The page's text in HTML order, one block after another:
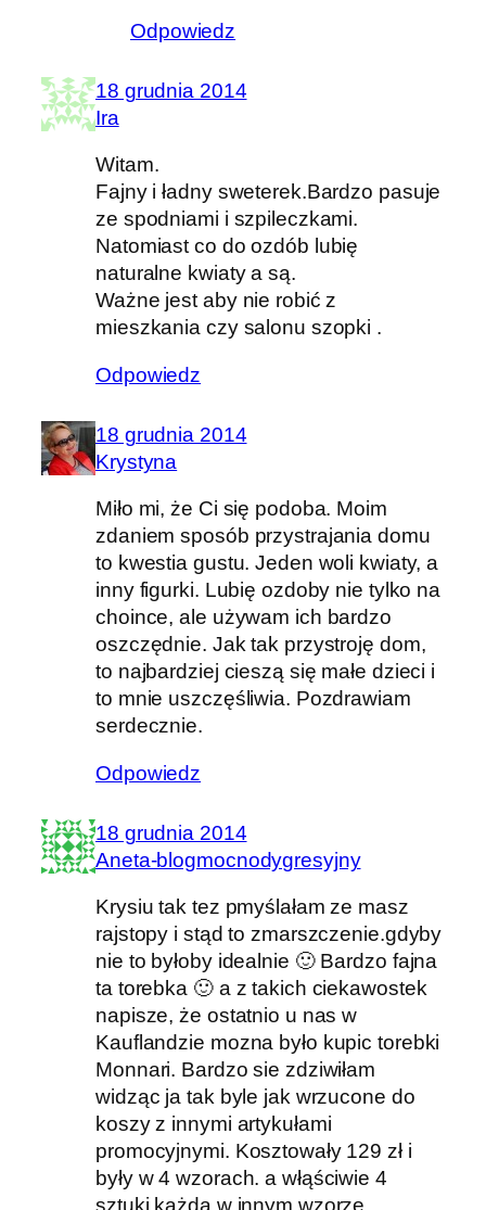
Odpowiedz
18 grudnia 2014
Ira
Witam.
Fajny i ładny sweterek.Bardzo pasuje
ze spodniami i szpileczkami.
Natomiast co do ozdób lubię
naturalne kwiaty a są.
Ważne jest aby nie robić z
mieszkania czy salonu szopki .
Odpowiedz
18 grudnia 2014
Krystyna
Miło mi, że Ci się podoba. Moim
zdaniem sposób przystrajania domu
to kwestia gustu. Jeden woli kwiaty, a
inny figurki. Lubię ozdoby nie tylko na
choince, ale używam ich bardzo
oszczędnie. Jak tak przystroję dom,
to najbardziej cieszą się małe dzieci i
to mnie uszczęśliwia. Pozdrawiam
serdecznie.
Odpowiedz
18 grudnia 2014
Aneta-blogmocnodygresyjny
Krysiu tak tez pmyślałam ze masz
rajstopy i stąd to zmarszczenie.gdyby
nie to byłoby idealnie 🙂 Bardzo fajna
ta torebka 🙂 a z takich ciekawostek
napisze, że ostatnio u nas w
Kauflandzie mozna było kupic torebki
Monnari. Bardzo sie zdziwiłam
widząc ja tak byle jak wrzucone do
koszy z innymi artykułami
promocyjnymi. Kosztowały 129 zł i
były w 4 wzorach. a włąściwie 4
sztuki każda w innym wzorze.